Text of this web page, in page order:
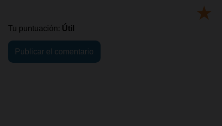
★
Tu puntuación: Útil